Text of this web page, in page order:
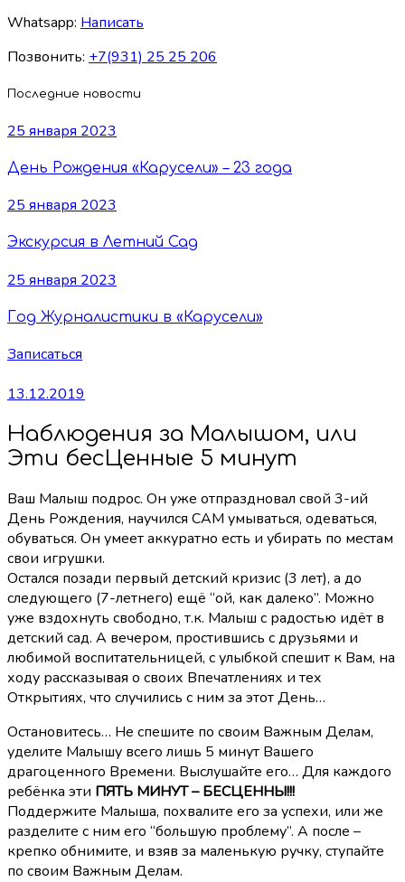
Whatsapp: Написать
Позвонить: +7(931) 25 25 206
Последние новости
25 января 2023
День Рождения «Карусели» – 23 года
25 января 2023
Экскурсия в Летний Сад
25 января 2023
Год Журналистики в «Карусели»
Записаться
13.12.2019
Наблюдения за Малышом, или
Эти беcЦенные 5 минут
Ваш Малыш подрос. Он уже отпраздновал свой 3-ий
День Рождения, научился САМ умываться, одеваться,
обуваться. Он умеет аккуратно есть и убирать по местам
свои игрушки.
Остался позади первый детский кризис (3 лет), а до
следующего (7-летнего) ещё “ой, как далеко”. Можно
уже вздохнуть свободно, т.к. Малыш с радостью идёт в
детский сад. А вечером, простившись с друзьями и
любимой воспитательницей, с улыбкой спешит к Вам, на
ходу рассказывая о своих Впечатлениях и тех
Открытиях, что случились с ним за этот День…
Остановитесь… Не спешите по своим Важным Делам,
уделите Малышу всего лишь 5 минут Вашего
драгоценного Времени. Выслушайте его… Для каждого
ребёнка эти ПЯТЬ МИНУТ – БЕСЦЕННЫ!!!
Поддержите Малыша, похвалите его за успехи, или же
разделите с ним его “большую проблему”. А после –
крепко обнимите, и взяв за маленькую ручку, ступайте
по своим Важным Делам.